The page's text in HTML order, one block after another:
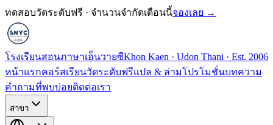
ทดสอบวัดระดับฟรี · จำนวนจำกัดเดือนนี้จองเลย →
โรงเรียนสอนภาษาเอ็นวายซีKhon Kaen · Udon Thani · Est. 2006
หน้าแรกคอร์สเรียนวัดระดับฟรีแปล & ล่ามโปรโมชั่นบทความ
คำถามที่พบบ่อยติดต่อเรา
สาขา